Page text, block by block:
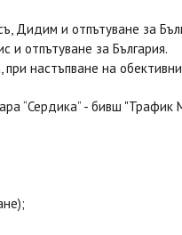
Дидим и отпътуване за
и отпътуване за България.
настъпване на
“Сердика” - бивш "Трафик